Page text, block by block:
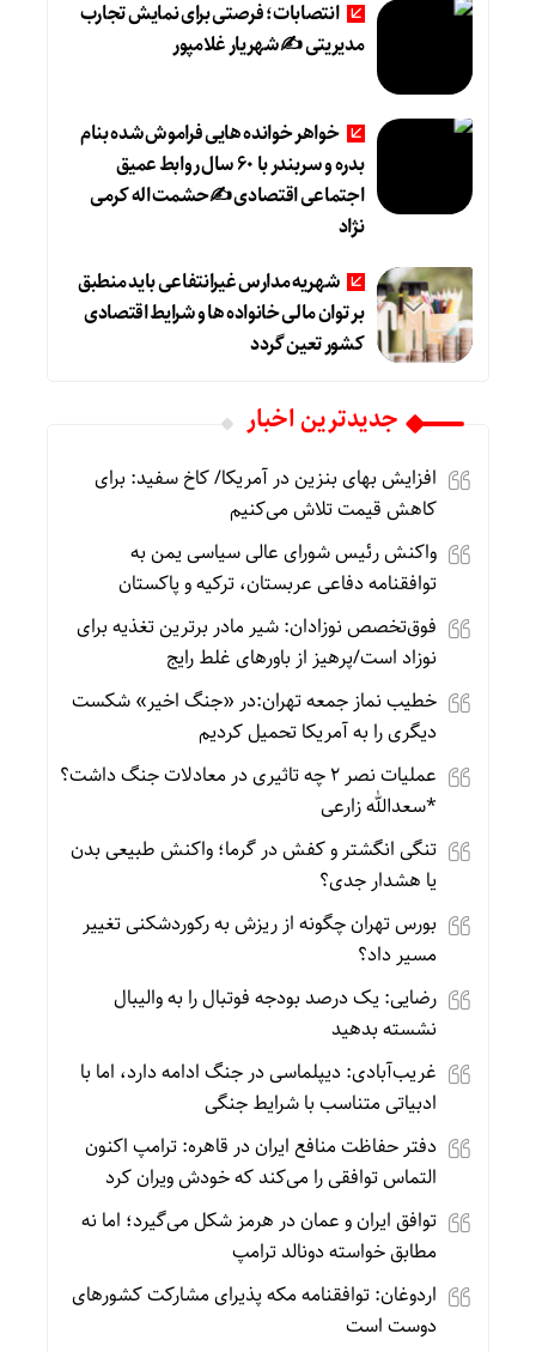
انتصابات؛ فرصتی برای نمایش تجارب
مدیریتی ✍ شهریار غلامپور
خواهر خوانده هایی فراموش شده بنام
بدره و سربندر با ۶۰ سال روابط عمیق
اجتماعی اقتصادی ✍حشمت اله کرمی
نژاد
شهریه مدارس غیرانتفاعی باید منطبق
بر توان مالی خانواده ها و شرایط اقتصادی
کشور تعین گردد
جديدترين اخبار
افزایش بهای بنزین در آمریکا/ کاخ سفید: برای
کاهش قیمت تلاش می‌کنیم
واکنش رئیس شورای عالی سیاسی یمن به
توافقنامه دفاعی عربستان، ترکیه و پاکستان
فوق‌تخصص نوزادان: شیر مادر برترین تغذیه برای
نوزاد است/پرهیز از باورهای غلط رایج
خطیب نماز جمعه تهران:در «جنگ اخیر» شکست
دیگری را به آمریکا تحمیل کردیم
عملیات نصر ۲ چه تاثیری در معادلات جنگ داشت؟
*سعدالله زارعی
تنگی انگشتر و کفش در گرما؛ واکنش طبیعی بدن
یا هشدار جدی؟
بورس تهران چگونه از ریزش به رکوردشکنی تغییر
مسیر داد؟
رضایی: یک درصد بودجه فوتبال را به والیبال
نشسته بدهید
غریب‌آبادی: دیپلماسی در جنگ ادامه دارد، اما با
ادبیاتی متناسب با شرایط جنگی
دفتر حفاظت منافع ایران در قاهره: ترامپ اکنون
التماس توافقی را می‌کند که خودش ویران کرد
توافق ایران و عمان در هرمز شکل می‌گیرد؛ اما نه
مطابق خواسته دونالد ترامپ
اردوغان: توافقنامه مکه پذیرای مشارکت کشورهای
دوست است